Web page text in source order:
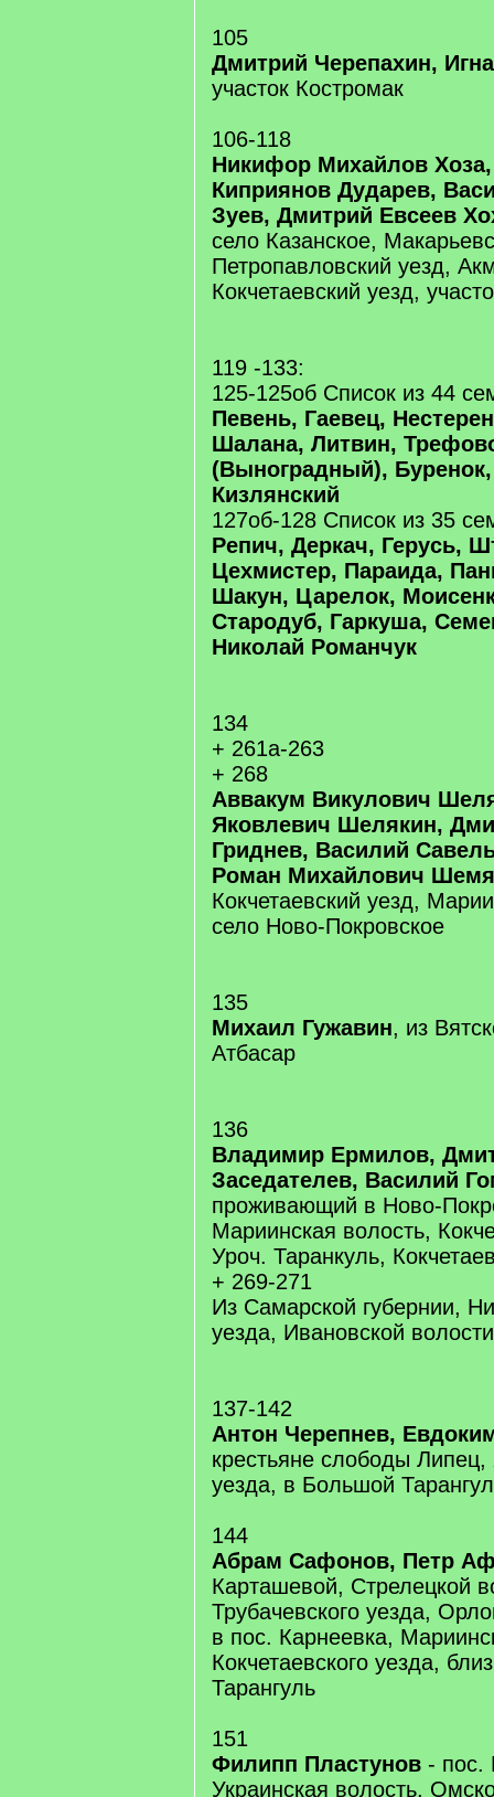
105
Дмитрий Черепахин,
участок Костромак
106-118
Никифор Михайлов
Киприянов Дударев,
Зуев, Дмитрий Евсеев
село Казанское,
Петропавловский уезд,
Кокчетаевский уезд,
119 -133:
125-125об Список из 44
Певень, Гаевец,
Шалана, Литвин,
(Выноградный),
Кизлянский
127об-128 Список из 35
Репич, Деркач, Герусь,
Цехмистер, Параида,
Шакун, Царелок,
Стародуб, Гаркуша,
Николай Романчук
134
+ 261а-263
+ 268
Аввакум Викулович
Яковлевич Шелякин,
Гриднев, Василий
Роман Михайлович
Кокчетаевский уезд,
село Ново-Покровское
135
Михаил Гужавин, из
Атбасар
136
Владимир Ермилов,
Заседателев, Василий
проживающий в Ново-
Мариинская волость,
Уроч. Таранкуль,
+ 269-271
Из Самарской губернии,
уезда, Ивановской
137-142
Антон Черепнев,
крестьяне слободы Липец,
уезда, в Большой
144
Абрам Сафонов, Петр
Карташевой, Стрелецкой
Трубачевского уезда,
в пос. Карнеевка,
Кокчетаевского уезда,
Тарангуль
151
Филипп Пластунов - пос.
Украинская волость,